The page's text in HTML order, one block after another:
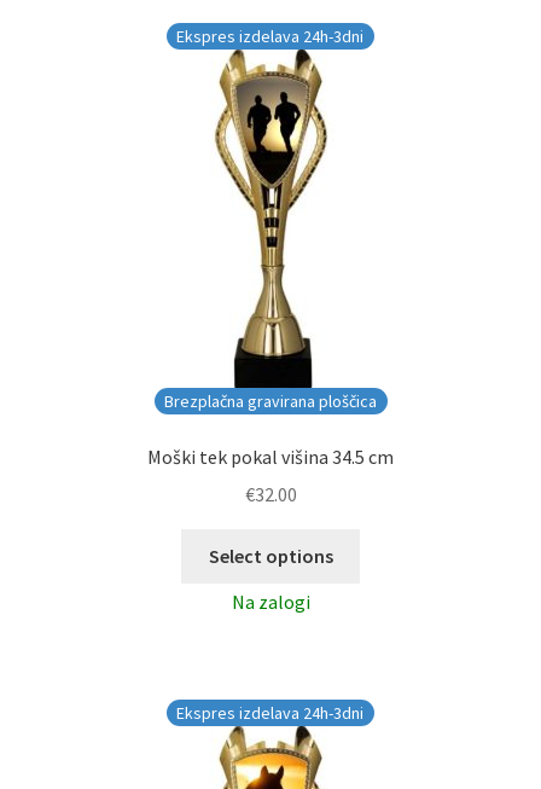
Brezplačna gravirana ploščica
Ekspres izdelava 24h-3dni
Moški tek pokal višina 34.5 cm
€32.00
Select options
Na zalogi
Ekspres izdelava 24h-3dni